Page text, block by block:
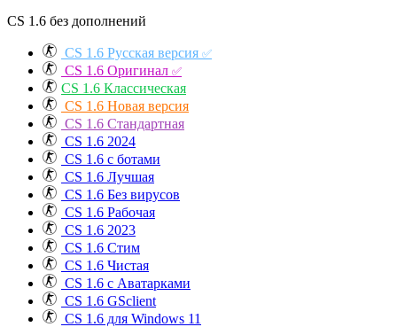
CS 1.6 без дополнений
CS 1.6 Русская версия ✅
CS 1.6 Оригинал ✅
CS 1.6 Классическая
CS 1.6 Новая версия
CS 1.6 Стандартная
CS 1.6 2024
CS 1.6 с ботами
CS 1.6 Лучшая
CS 1.6 Без вирусов
CS 1.6 Рабочая
CS 1.6 2023
CS 1.6 Стим
CS 1.6 Чистая
CS 1.6 с Аватарками
CS 1.6 GSclient
CS 1.6 для Windows 11